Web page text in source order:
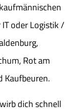
oder Logistik /
Rot am
Kaufbeuren.
dich schnell